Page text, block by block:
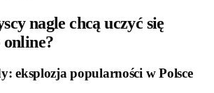
nagle chcą uczyć się
online?
eksplozja popularności w Polsce